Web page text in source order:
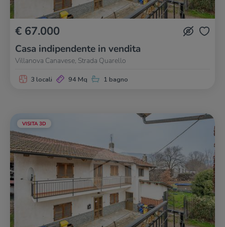
€ 67.000
Casa indipendente in vendita
Villanova Canavese, Strada Quarello
3 locali 94 Mq 1 bagno
VISITA 3D